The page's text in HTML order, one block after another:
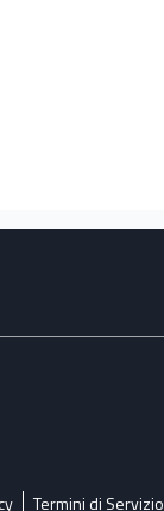
Termini di Servizio